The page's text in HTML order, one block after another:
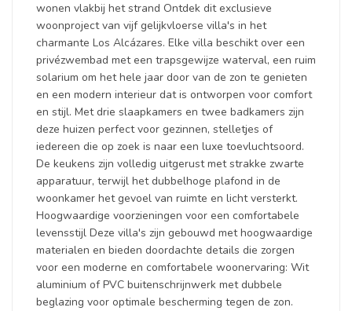
wonen vlakbij het strand Ontdek dit exclusieve
woonproject van vijf gelijkvloerse villa's in het
charmante Los Alcázares. Elke villa beschikt over een
privézwembad met een trapsgewijze waterval, een ruim
solarium om het hele jaar door van de zon te genieten
en een modern interieur dat is ontworpen voor comfort
en stijl. Met drie slaapkamers en twee badkamers zijn
deze huizen perfect voor gezinnen, stelletjes of
iedereen die op zoek is naar een luxe toevluchtsoord.
De keukens zijn volledig uitgerust met strakke zwarte
apparatuur, terwijl het dubbelhoge plafond in de
woonkamer het gevoel van ruimte en licht versterkt.
Hoogwaardige voorzieningen voor een comfortabele
levensstijl Deze villa's zijn gebouwd met hoogwaardige
materialen en bieden doordachte details die zorgen
voor een moderne en comfortabele woonervaring: Wit
aluminium of PVC buitenschrijnwerk met dubbele
beglazing voor optimale bescherming tegen de zon.